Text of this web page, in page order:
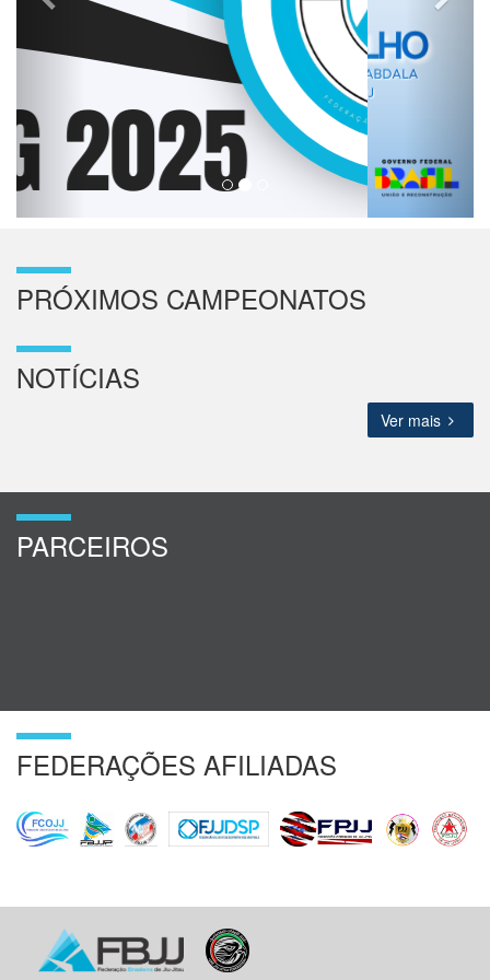
PRÓXIMOS CAMPEONATOS
NOTÍCIAS
Ver mais
PARCEIROS
FEDERAÇÕES AFILIADAS